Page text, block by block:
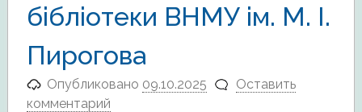
бібліотеки ВНМУ ім. М. І.
Пирогова
Опубликовано 09.10.2025
Оставить
комментарий